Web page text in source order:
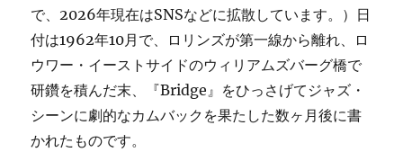
で、2026年現在はSNSなどに拡散しています。）日
付は1962年10月で、ロリンズが第一線から離れ、ロ
ウワー・イーストサイドのウィリアムズバーグ橋で
研鑽を積んだ末、『Bridge』をひっさげてジャズ・
シーンに劇的なカムバックを果たした数ヶ月後に書
かれたものです。